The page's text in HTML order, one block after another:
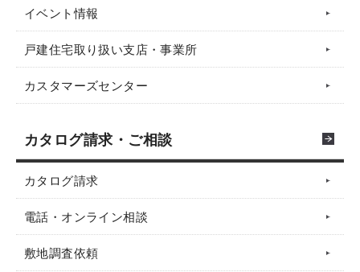
イベント情報
戸建住宅取り扱い支店・事業所
カスタマーズセンター
カタログ請求・ご相談
カタログ請求
電話・オンライン相談
敷地調査依頼